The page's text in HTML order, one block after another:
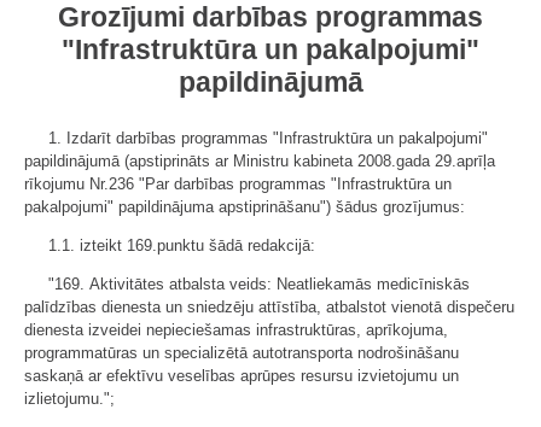
Grozījumi darbības programmas
"Infrastruktūra un pakalpojumi"
papildinājumā
1. Izdarīt darbības programmas "Infrastruktūra un pakalpojumi"
papildinājumā (apstiprināts ar Ministru kabineta 2008.gada 29.aprīļa
rīkojumu Nr.236 "Par darbības programmas "Infrastruktūra un
pakalpojumi" papildinājuma apstiprināšanu") šādus grozījumus:
1.1. izteikt 169.punktu šādā redakcijā:
"169. Aktivitātes atbalsta veids: Neatliekamās medicīniskās
palīdzības dienesta un sniedzēju attīstība, atbalstot vienotā dispečeru
dienesta izveidei nepieciešamas infrastruktūras, aprīkojuma,
programmatūras un specializētā autotransporta nodrošināšanu
saskaņā ar efektīvu veselības aprūpes resursu izvietojumu un
izlietojumu.";